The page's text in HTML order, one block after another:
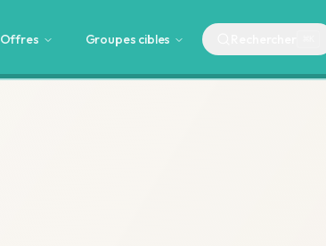
Offres Groupes cibles